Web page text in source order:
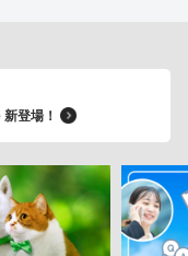
新登場！